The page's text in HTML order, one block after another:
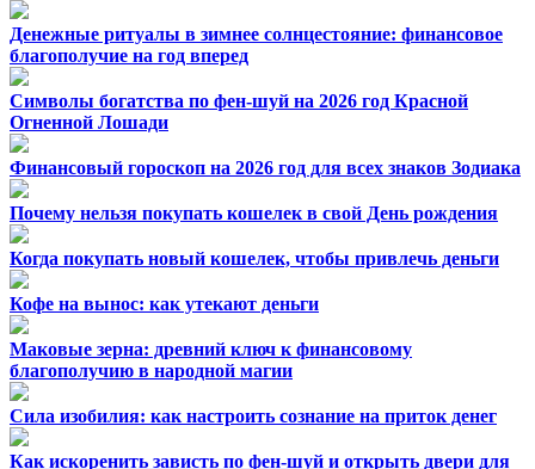
Денежные ритуалы в зимнее солнцестояние: финансовое
благополучие на год вперед
Символы богатства по фен-шуй на 2026 год Красной
Огненной Лошади
Финансовый гороскоп на 2026 год для всех знаков Зодиака
Почему нельзя покупать кошелек в свой День рождения
Когда покупать новый кошелек, чтобы привлечь деньги
Кофе на вынос: как утекают деньги
Маковые зерна: древний ключ к финансовому
благополучию в народной магии
Сила изобилия: как настроить сознание на приток денег
Как искоренить зависть по фен-шуй и открыть двери для